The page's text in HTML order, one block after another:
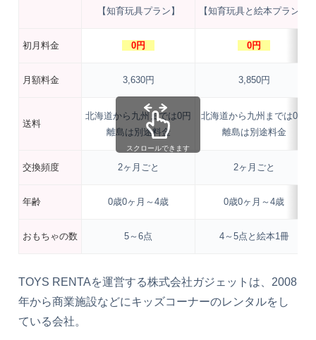
【知育玩具プラン】 【知育玩具と絵本プラン】
初月料金 0円 0円
月額料金 3,630円 3,850円
送料
北海道から九州までは0円
離島は別途料金
北海道から九州までは0円
離島は別途料金
交換頻度 2ヶ月ごと 2ヶ月ごと
年齢 0歳0ヶ月～4歳 0歳0ヶ月～4歳
おもちゃの数 5～6点 4～5点と絵本1冊
スクロールできます
TOYS RENTAを運営する株式会社ガジェットは、2008
年から商業施設などにキッズコーナーのレンタルをし
ている会社。